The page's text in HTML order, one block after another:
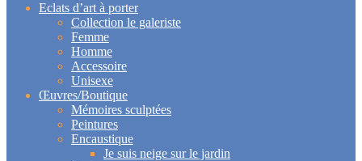
Eclats d’art à porter
Collection le galeriste
Femme
Homme
Accessoire
Unisexe
Œuvres/Boutique
Mémoires sculptées
Peintures
Encaustique
Je suis neige sur le jardin